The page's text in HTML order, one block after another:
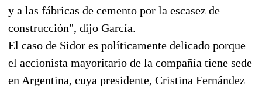
y a las fábricas de cemento por la escasez de
construcción", dijo García.
El caso de Sidor es políticamente delicado porque
el accionista mayoritario de la compañía tiene sede
en Argentina, cuya presidente, Cristina Fernández